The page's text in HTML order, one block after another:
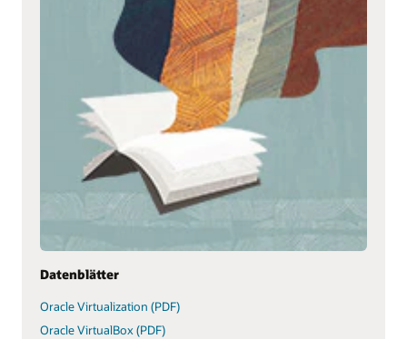
Datenblätter
Oracle Virtualization (PDF)
Oracle VirtualBox (PDF)